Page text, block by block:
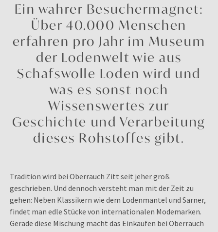
Ein wahrer Besuchermagnet:
Über 40.000 Menschen
erfahren pro Jahr im Museum
der Lodenwelt wie aus
Schafswolle Loden wird und
was es sonst noch
Wissenswertes zur
Geschichte und Verarbeitung
dieses Rohstoffes gibt.
Tradition wird bei Oberrauch Zitt seit jeher groß
geschrieben. Und dennoch versteht man mit der Zeit zu
gehen: Neben Klassikern wie dem Lodenmantel und Sarner,
findet man edle Stücke von internationalen Modemarken.
Gerade diese Mischung macht das Einkaufen bei Oberrauch